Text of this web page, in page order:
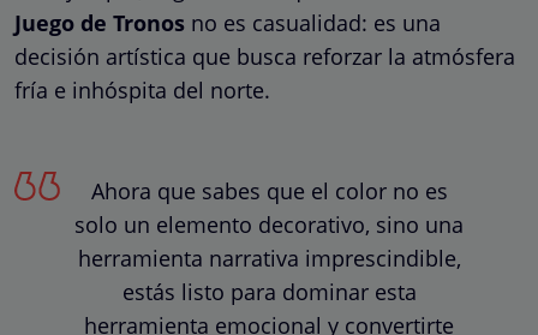
Juego de Tronos no es casualidad: es una
decisión artística que busca reforzar la atmósfera
fría e inhóspita del norte.
Ahora que sabes que el color no es
solo un elemento decorativo, sino una
herramienta narrativa imprescindible,
estás listo para dominar esta
herramienta emocional y convertirte